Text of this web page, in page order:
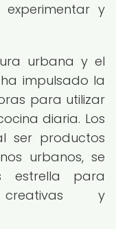
y
urbana y el
impulsado la
para utilizar
diaria. Los
ser productos
urbanos, se
estrella para
y